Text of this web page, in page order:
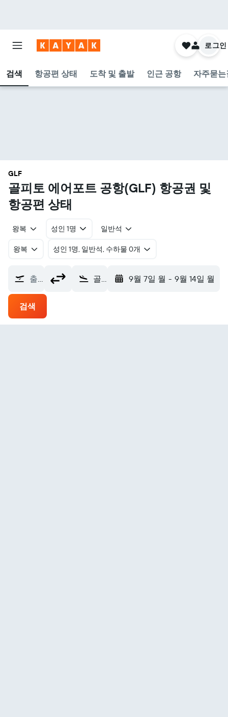
검색 항공편 상태 도착 및 출발 인근 공항 자주묻
로그인
GLF
골피토 에어포트 공항(GLF) 항공권 및
항공편 상태
왕복 성인 1명 일반석
왕복 ​성인 1명, 일반석, 수하물 0개
출발지 골피토 에어포트 (GLF) 9월 7일 월 - 9월 14일 월
검색